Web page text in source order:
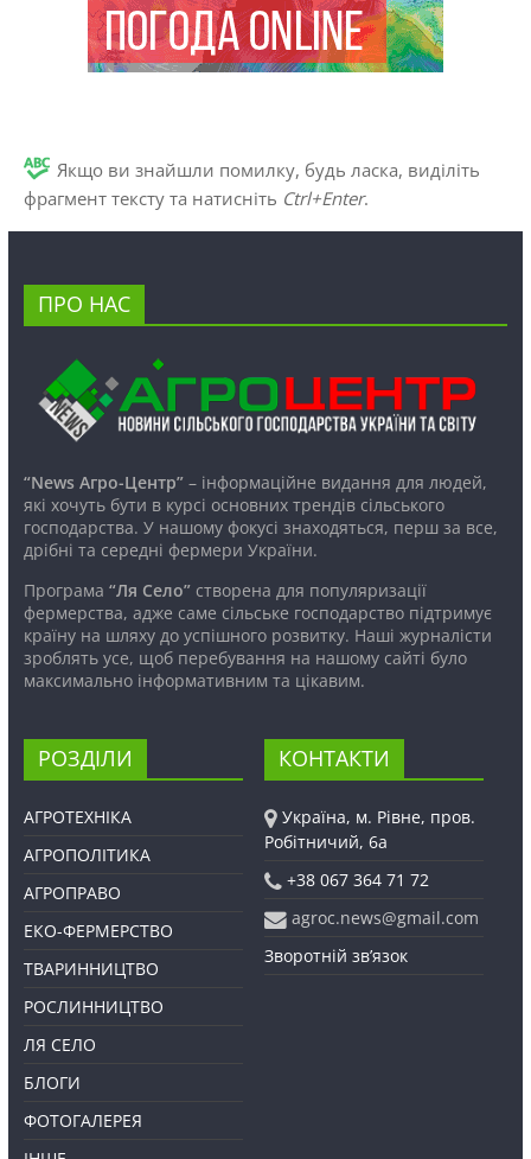
Якщо ви знайшли помилку, будь ласка, виділіть
фрагмент тексту та натисніть Ctrl+Enter.
ПРО НАС
“News Агро-Центр”– інформаційне видання для людей,
які хочуть бути в курсі основних трендів сільського
господарства. У нашому фокусі знаходяться, перш за все,
дрібні та середні фермери України.
Програма “Ля Село”створена для популяризації
фермерства, адже саме сільське господарство підтримує
країну на шляху до успішного розвитку. Наші журналісти
зроблять усе, щоб перебування на нашому сайті було
максимально інформативним та цікавим.
РОЗДІЛИ
АГРОТЕХНІКА
АГРОПОЛІТИКА
АГРОПРАВО
ЕКО-ФЕРМЕРСТВО
ТВАРИННИЦТВО
РОСЛИННИЦТВО
ЛЯ СЕЛО
БЛОГИ
ФОТОГАЛЕРЕЯ
КОНТАКТИ
Україна, м. Рівне, пров.
Робітничий, 6а
+38 067 364 71 72
agroc.news@gmail.com
Зворотній зв’язок